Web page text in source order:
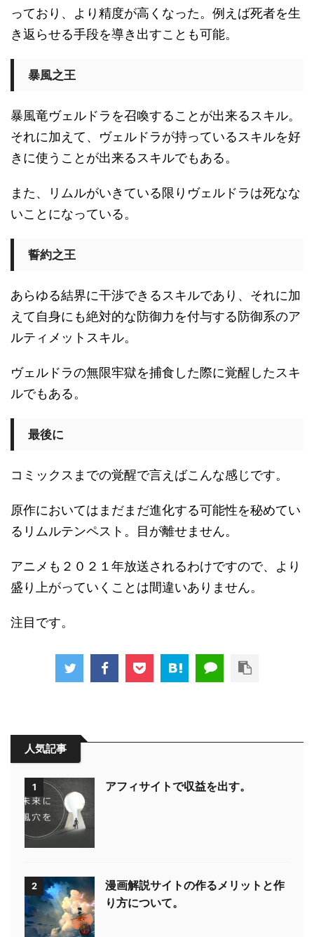
っており、より精度が高くなった。例えば死者を生
き返らせる手段を導き出すことも可能。
暴風之王
暴風竜ヴェルドラを召喚することが出来るスキル。
それに加えて、ヴェルドラが持っているスキルを好
きに使うことが出来るスキルでもある。
また、リムルがいきている限りヴェルドラは死なな
いことになっている。
誓約之王
あらゆる結界に干渉できるスキルであり、それに加
えて自身にも絶対的な防御力を付与する防御系のア
ルティメットスキル。
ヴェルドラの無限牢獄を捕食した際に覚醒したスキ
ルでもある。
最後に
コミックスまでの覚醒で言えばこんな感じです。
原作においてはまだまだ進化する可能性を秘めてい
るリムルテンペスト。目が離せません。
アニメも２０２１年放送されるわけですので、より
盛り上がっていくことは間違いありません。
注目です。
人気記事
1 アフィサイトで収益を出す。
2
漫画解説サイトの作るメリットと作
り方について。